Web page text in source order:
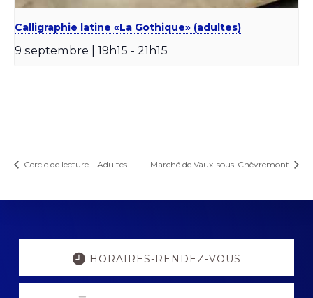
Calligraphie latine «La Gothique» (adultes)
9 septembre | 19h15 - 21h15
Cercle de lecture – Adultes Marché de Vaux-sous-Chèvremont
Explore
HORAIRES-RENDEZ-VOUS